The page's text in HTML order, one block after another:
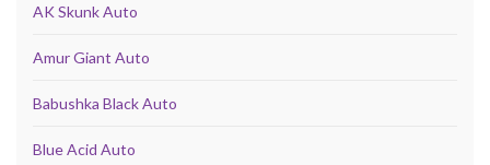
AK Skunk Auto
Amur Giant Auto
Babushka Black Auto
Blue Acid Auto